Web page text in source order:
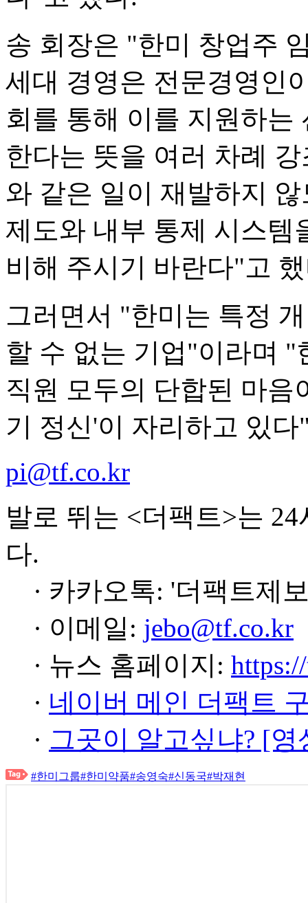
송 회장은 "한미 창업주
세대 경영은 전문경영인
회를 통해 이를 지원하
한다는 뜻을 여러 차례
와 같은 일이 재발하지
제도와 내부 통제 시스템
비해 주시기 바란다"고
그러면서 "한미는 특정
할 수 없는 기업"이라며
직원 모두의 단합된 마음
기 정신'이 자리하고 있
pi@tf.co.kr
발로 뛰는 <더팩트>는
다.
· 카카오톡: '더팩트제
· 이메일: jebo@tf.co.kr
· 뉴스 홈페이지:
· 네이버 메인 더팩트
· 그곳이 알고싶냐? [
#한미그룹#한미약품#송영숙#신동국#박재현